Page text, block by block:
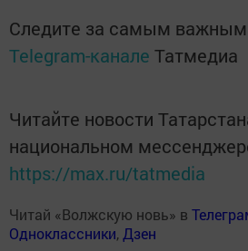
Следите за самым
Telegram-канале Татмедиа
Читайте новости
национальном
https://max.ru/tatmedia
Читай «Волжскую новь» в
Одноклассники,Дзен